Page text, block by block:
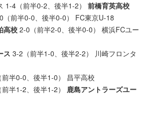
1-4（前半0-2、後半1-2）前橋育英高校
（前半0-0、後半0-0） FC東京U-18
高校 2-0（前半2-0、後半0-0） 横浜FCユー
ス 3-2（前半1-0、後半2-2） 川崎フロンタ
前半0-0、後半1-0） 昌平高校
半1-2、後半1-2） 鹿島アントラーズユー